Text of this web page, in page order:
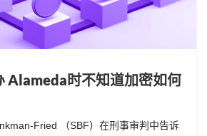
Alameda时不知道加密如何
Fried （SBF）在刑事审判中告诉